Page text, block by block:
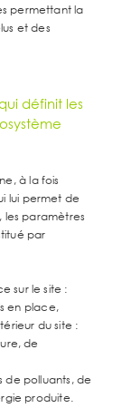
permettant la
et des
définit les
à la fois
lui permet de
les paramètres
par
sur le site :
en place,
du site :
de
de polluants, de
produite.